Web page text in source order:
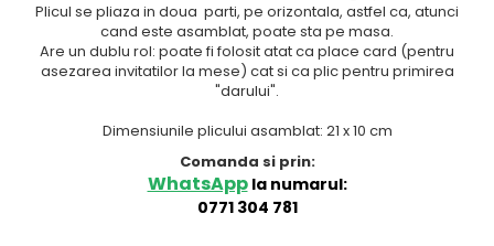
Plicul se pliaza in doua parti, pe orizontala, astfel ca, atunci
cand este asamblat, poate sta pe masa.
Are un dublu rol: poate fi folosit atat ca place card (pentru
asezarea invitatilor la mese) cat si ca plic pentru primirea
"darului".
Dimensiunile plicului asamblat: 21 x 10 cm
Comanda si prin:
WhatsApp la numarul:
0771 304 781